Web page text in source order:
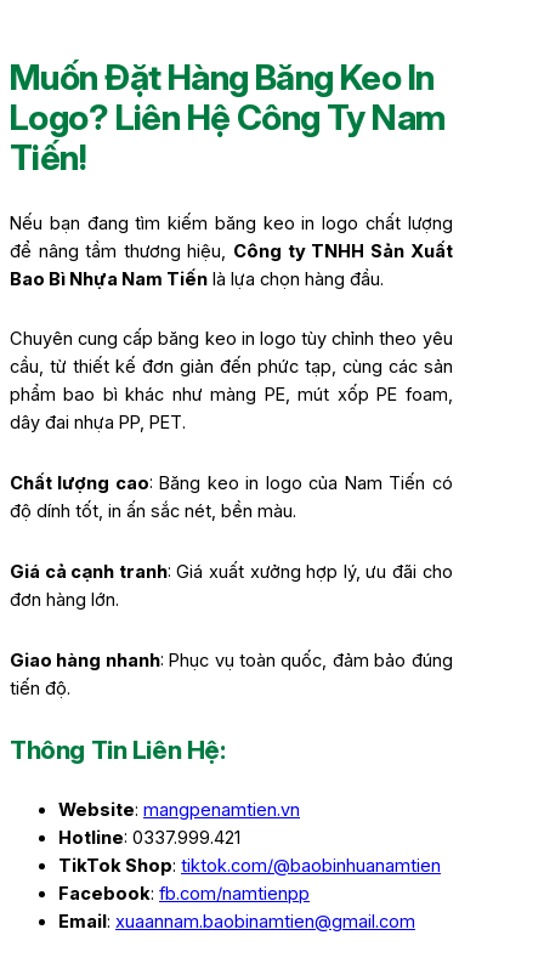
Muốn Đặt Hàng Băng Keo In
Logo? Liên Hệ Công Ty Nam
Tiến!
Nếu bạn đang tìm kiếm băng keo in logo chất lượng
để nâng tầm thương hiệu, Công ty TNHH Sản Xuất
Bao Bì Nhựa Nam Tiến là lựa chọn hàng đầu.
Chuyên cung cấp băng keo in logo tùy chỉnh theo yêu
cầu, từ thiết kế đơn giản đến phức tạp, cùng các sản
phẩm bao bì khác như màng PE, mút xốp PE foam,
dây đai nhựa PP, PET.
Chất lượng cao: Băng keo in logo của Nam Tiến có
độ dính tốt, in ấn sắc nét, bền màu.
Giá cả cạnh tranh: Giá xuất xưởng hợp lý, ưu đãi cho
đơn hàng lớn.
Giao hàng nhanh: Phục vụ toàn quốc, đảm bảo đúng
tiến độ.
Thông Tin Liên Hệ:
Website: mangpenamtien.vn
Hotline: 0337.999.421
TikTok Shop: tiktok.com/@baobinhuanamtien
Facebook: fb.com/namtienpp
Email: xuaannam.baobinamtien@gmail.com